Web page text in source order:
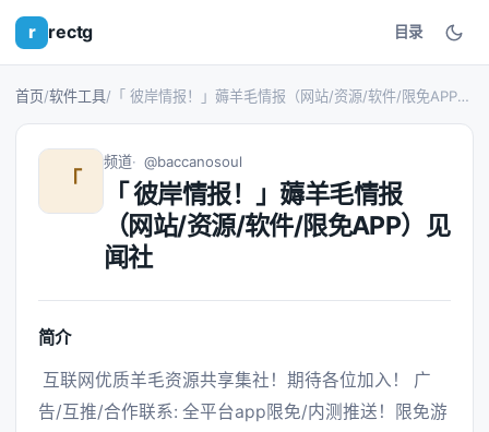
r rectg 目录
首页/软件工具/ 「 彼岸情报！」薅羊毛情报（网站/资源/软件/限免APP）见闻社
「
频道 @baccanosoul
「 彼岸情报！」薅羊毛情报
（网站/资源/软件/限免APP）见
闻社
简介
告/互推/合作联系: 全平台app限免/内测推送！限免游